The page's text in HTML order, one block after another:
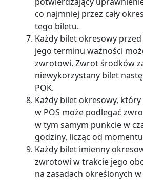
co najmniej przez cały
tego biletu.
Każdy bilet okresowy
jego terminu ważności
zwrotowi. Zwrot środków
niewykorzystany bilet
POK.
Każdy bilet okresowy, który
w POS może podlegać
w tym samym punkcie w
godziny, licząc od
Każdy bilet imienny
zwrotowi w trakcie jego
na zasadach określonych